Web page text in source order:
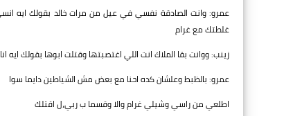
عمرو: وانت الصادقة نفسي في عيل من مرات خالد بقولك ايه
غلطتك مع غرام
زينب: ووانت بقا الملاك انت اللي اغتصبتها وقتلت ابوها بقولك ايه
عمرو: بالظبط وعلشان كده احنا مع بعض مش الشياطين دايما سوا
اطلعي من راسي وشيلي غرام والا وقسما ب ربي،ل اقتلك